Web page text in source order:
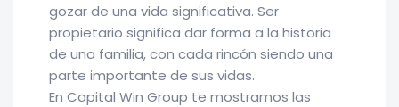
gozar de una vida significativa. Ser
propietario significa dar forma a la historia
de una familia, con cada rincón siendo una
parte importante de sus vidas.
En Capital Win Group te mostramos las